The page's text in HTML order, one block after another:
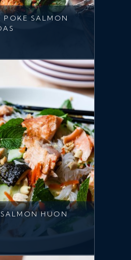
POKE SALMON
HUON